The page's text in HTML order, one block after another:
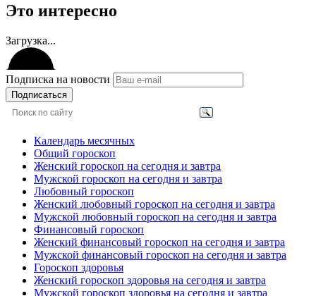
Это интересно
Загрузка...
Подписка на новости
Подписаться
Календарь месячных
Общий гороскоп
Женский гороскоп на сегодня и завтра
Мужской гороскоп на сегодня и завтра
Любовный гороскоп
Женский любовный гороскоп на сегодня и завтра
Мужской любовный гороскоп на сегодня и завтра
Финансовый гороскоп
Женский финансовый гороскоп на сегодня и завтра
Мужской финансовый гороскоп на сегодня и завтра
Гороскоп здоровья
Женский гороскоп здоровья на сегодня и завтра
Мужской гороскоп здоровья на сегодня и завтра